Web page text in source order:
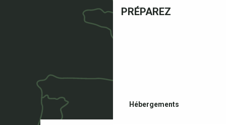
PRÉPAREZ
Hébergements